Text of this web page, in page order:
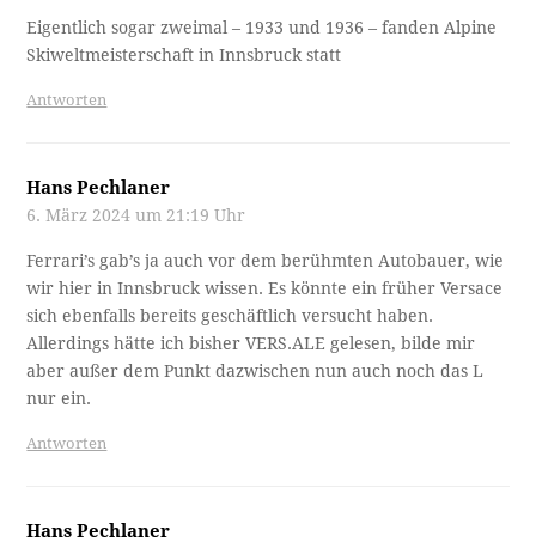
Eigentlich sogar zweimal – 1933 und 1936 – fanden Alpine
Skiweltmeisterschaft in Innsbruck statt
Antworten
Hans Pechlaner
6. März 2024 um 21:19 Uhr
Ferrari’s gab’s ja auch vor dem berühmten Autobauer, wie
wir hier in Innsbruck wissen. Es könnte ein früher Versace
sich ebenfalls bereits geschäftlich versucht haben.
Allerdings hätte ich bisher VERS.ALE gelesen, bilde mir
aber außer dem Punkt dazwischen nun auch noch das L
nur ein.
Antworten
Hans Pechlaner